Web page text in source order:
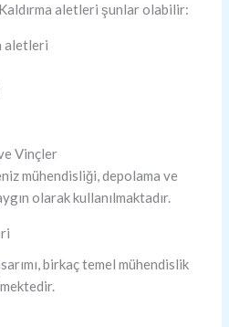
Kaldırma aletleri şunlar olabilir:
aletleri
Vinçler
mühendisliği, depolama ve
olarak kullanılmaktadır.
birkaç temel mühendislik